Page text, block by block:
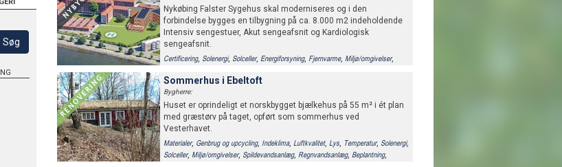
Søg
Nykøbing Falster Sygehus skal moderniseres og i den
forbindelse bygges en tilbygning på ca. 8.000 m2 indeholdende
Intensiv sengestuer, Akut sengeafsnit og Kardiologisk
sengeafsnit.
Certificering, Solenergi, Solceller, Energiforsyning, Fjernvarme, Miljø/omgivelser,
Temperatur,Mekanisk ventilation,Naturlig ventilation,Energiforbrug og produktion
Sommerhus i Ebeltoft
Bygherre:
Huset er oprindeligt et norskbygget bjælkehus på 55 m² i ét plan
med græstørv på taget, opført som sommerhus ved
Vesterhavet.
Materialer, Genbrug og upcycling, Indeklima, Luftkvalitet, Lys, Temperatur, Solenergi,
Solceller, Miljø/omgivelser, Spildevandsanlæg, Regnvandsanlæg, Beplantning,